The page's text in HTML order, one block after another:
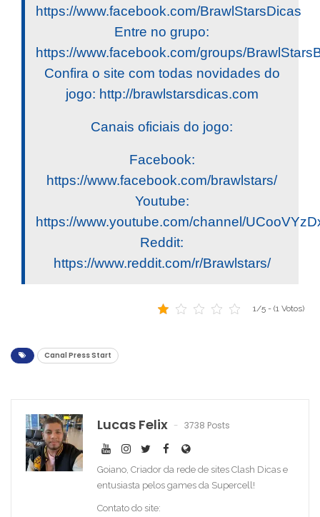
https://www.facebook.com/BrawlStarsDicas
Entre no grupo:
https://www.facebook.com/groups/
Confira o site com todas novidades do
jogo: http://brawlstarsdicas.com
Canais oficiais do jogo:
Facebook:
https://www.facebook.com/brawlstars/
Youtube:
https://www.youtube.com/channel/
Reddit:
https://www.reddit.com/r/Brawlstars/
1/5 - (1 Votos)
Canal Press Start
Lucas Felix 3738 Posts
Goiano, Criador da rede de sites Clash Dicas e
entusiasta pelos games da Supercell!
Contato do site: